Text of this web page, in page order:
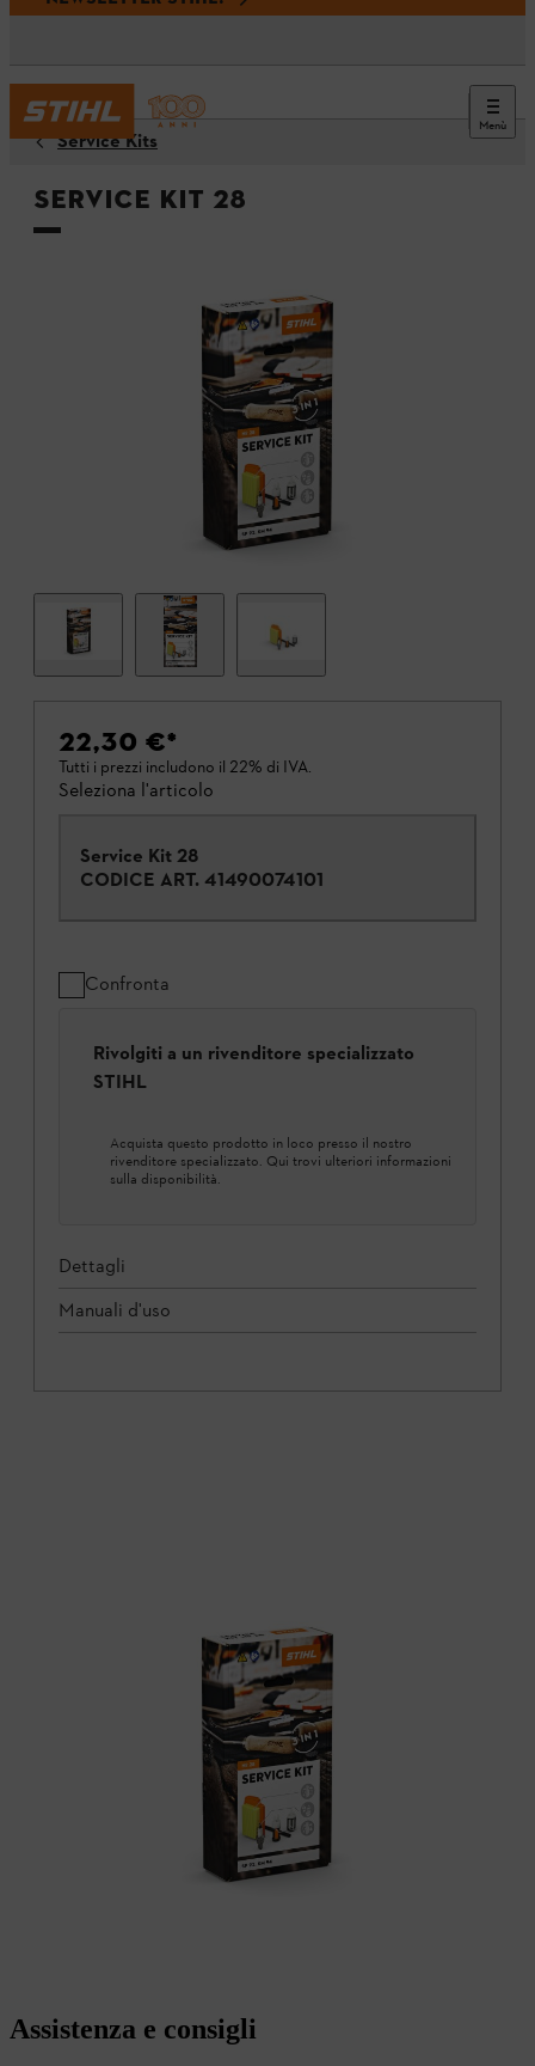
Menù
Service Kits
Service Kit 28
22,30 €*
Tutti i prezzi includono il 22% di IVA.
Seleziona l'articolo
Service Kit 28
CODICE ART. 41490074101
Confronta
Rivolgiti a un rivenditore specializzato
STIHL
Acquista questo prodotto in loco presso il nostro
rivenditore specializzato. Qui trovi ulteriori informazioni
sulla disponibilità.
Dettagli
Manuali d'uso
Assistenza e consigli